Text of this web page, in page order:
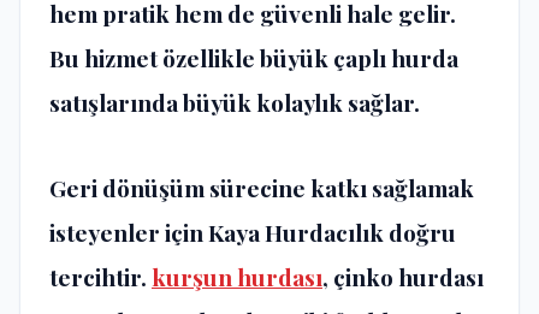
hem pratik hem de güvenli hale gelir.
Bu hizmet özellikle büyük çaplı hurda
satışlarında büyük kolaylık sağlar.
Geri dönüşüm sürecine katkı sağlamak
isteyenler için Kaya Hurdacılık doğru
tercihtir. kurşun hurdası, çinko hurdası